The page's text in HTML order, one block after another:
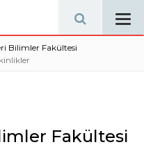
Bilimler Fakültesi
Fakültesi